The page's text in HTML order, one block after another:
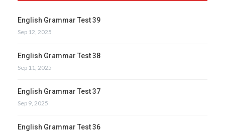
English Grammar Test 39
Sep 12, 2025
English Grammar Test 38
Sep 11, 2025
English Grammar Test 37
Sep 9, 2025
English Grammar Test 36